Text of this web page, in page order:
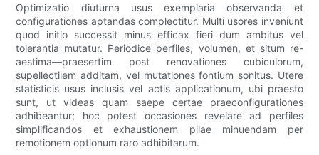
Optimizatio diuturna usus exemplaria observanda et
configurationes aptandas complectitur. Multi usores inveniunt
quod initio successit minus efficax fieri dum ambitus vel
tolerantia mutatur. Periodice perfiles, volumen, et situm re-
aestima—praesertim post renovationes cubiculorum,
supellectilem additam, vel mutationes fontium sonitus. Utere
statisticis usus inclusis vel actis applicationum, ubi praesto
sunt, ut videas quam saepe certae praeconfigurationes
adhibeantur; hoc potest occasiones revelare ad perfiles
simplificandos et exhaustionem pilae minuendam per
remotionem optionum raro adhibitarum.